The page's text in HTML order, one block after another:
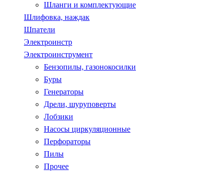
Шланги и комплектующие
Шлифовка, наждак
Шпатели
Электроинстр
Электроинструмент
Бензопилы, газонокосилки
Буры
Генераторы
Дрели, шуруповерты
Лобзики
Насосы циркуляционные
Перфораторы
Пилы
Прочее